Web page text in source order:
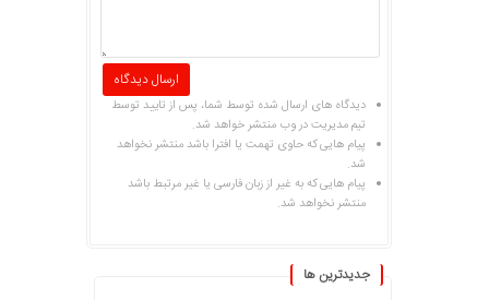
دیدگاه های ارسال شده توسط شما، پس از تایید توسط
تیم مدیریت در وب منتشر خواهد شد.
پیام هایی که حاوی تهمت یا افترا باشد منتشر نخواهد
شد.
پیام هایی که به غیر از زبان فارسی یا غیر مرتبط باشد
منتشر نخواهد شد.
جديدترين ها